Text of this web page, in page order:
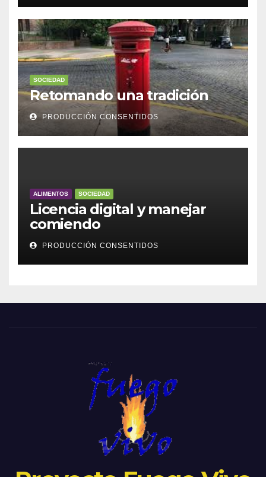
SOCIEDAD
Retomando una tradición
PRODUCCIÓN CONSENTIDOS
ALIMENTOS SOCIEDAD
Licencia digital y manejar
comiendo
PRODUCCIÓN CONSENTIDOS